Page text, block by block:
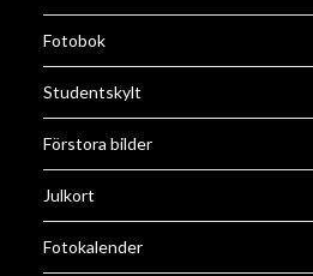
Fotobok
Studentskylt
Förstora bilder
Julkort
Fotokalender